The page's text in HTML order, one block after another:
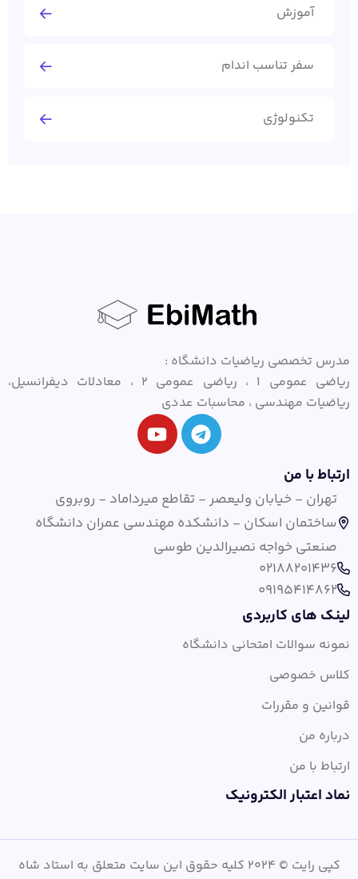
آموزش
سفر تناسب اندام
تکنولوژی
مدرس تخصصی ریاضیات دانشگاه :
ریاضی عمومی ۱ ، ریاضی عمومی ۲ ، معادلات دیفرانسیل،
ریاضیات مهندسی ، محاسبات عددی
ارتباط با من
تهران - خیابان ولیعصر - تقاطع میرداماد - روبروی
ساختمان اسکان - دانشکده مهندسی عمران دانشگاه
صنعتی خواجه نصیرالدین طوسی
02188201436
09195414862
لینک های کاربردی
نمونه سوالات امتحانی دانشگاه
کلاس خصوصی
قوانین و مقررات
درباره من
ارتباط با من
نماد اعتبار الکترونیک
کپی رایت © 2024 کلیه حقوق این سایت متعلق به استاد شاه